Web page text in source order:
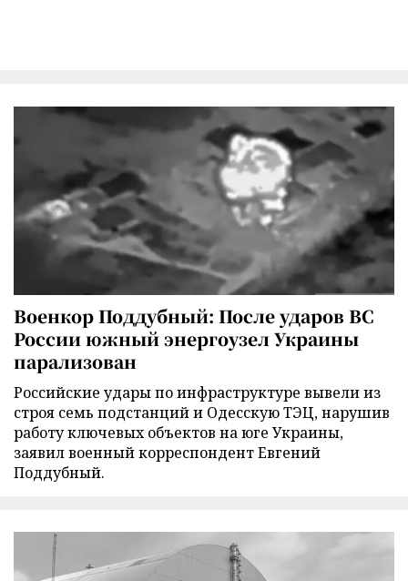
Военкор Поддубный: После ударов ВС
России южный энергоузел Украины
парализован
Российские удары по инфраструктуре вывели из
строя семь подстанций и Одесскую ТЭЦ, нарушив
работу ключевых объектов на юге Украины,
заявил военный корреспондент Евгений
Поддубный.